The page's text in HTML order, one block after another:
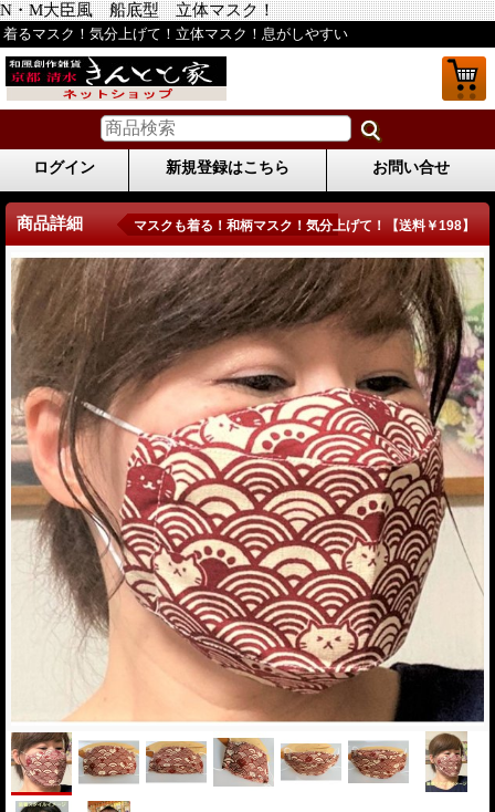
N・M大臣風 船底型 立体マスク！
着るマスク！気分上げて！立体マスク！息がしやすい
ログイン 新規登録はこちら お問い合せ
商品詳細 マスクも着る！和柄マスク！気分上げて！【送料￥198】